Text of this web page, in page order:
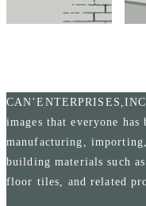
images that everyone
manufacturing,
building materials such
floor tiles, and related